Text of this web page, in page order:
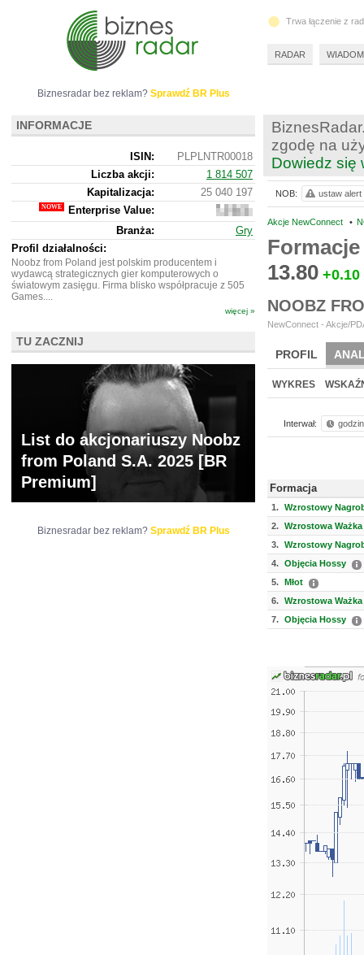
zgodę na
Dowiedz się
Akcje NewConnect •
13.80 +0.10
NOOBZ
NewConnect - Akcje/
PROFIL
BR LAB
WYKRES
Interwał:
Formacja
1. Wzrostowy
2. Wzrostowa
3. Wzrostowy
4. Objęcia Hossy
5. Młot
6. Wzrostowa
7. Objęcia Hossy
NOB: ustaw alert
Biznesradar bez reklam? Sprawdź BR Plus
INFORMACJE
ISIN:
PLPLNTR00018
Liczba akcji:
1 814 507
Kapitalizacja:
25 040 197
Enterprise Value:
24
289
197
Branża:
Gry
Profil działalności:
Noobz from Poland jest polskim producentem i
wydawcą strategicznych gier komputerowych o
światowym zasięgu. Firma blisko współpracuje z 505
Games....
więcej »
TU ZACZNIJ
List do akcjonariuszy Noobz
from Poland S.A. 2025 [BR
Premium]
Biznesradar bez reklam? Sprawdź BR Plus
Trwa łączenie z
RADAR